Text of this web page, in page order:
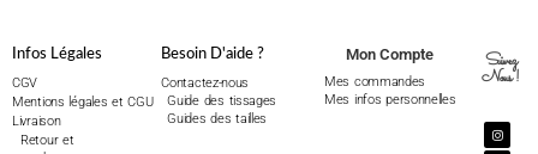
Infos Légales
CGV
Mentions légales et CGU
Livraison
Retour et
Besoin D'aide ?
Contactez-nous
Guide des tissages
Guides des tailles
Mon Compte
Mes commandes
Mes infos personnelles
Suivez
Nous !